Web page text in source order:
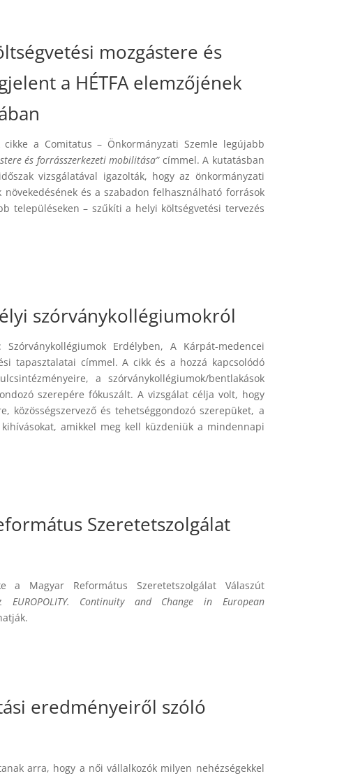
mozgástere és
a HÉTFA elemzőjének
a Comitatus – Önkormányzati Szemle legújabb
és forrásszerkezeti mobilitása” címmel. A kutatásban
vizsgálatával igazolták, hogy az önkormányzati
és a szabadon felhasználható források
településeken – szűkíti a helyi költségvetési tervezés
szórványkollégiumokról
Erdélyben, A Kárpát-medencei
tapasztalatai címmel. A cikk és a hozzá kapcsolódó
a szórványkollégiumok/bentlakások
szerepére fókuszált. A vizsgálat célja volt, hogy
közösségszervező és tehetséggondozó szerepüket, a
amikkel meg kell küzdeniük a mindennapi
Szeretetszolgálat
a Magyar Református Szeretetszolgálat Válaszút
EUROPOLITY. Continuity and Change in European
eredményeiről szóló
arra, hogy a női vállalkozók milyen nehézségekkel